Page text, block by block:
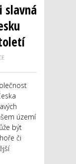
slavná
území
být
či